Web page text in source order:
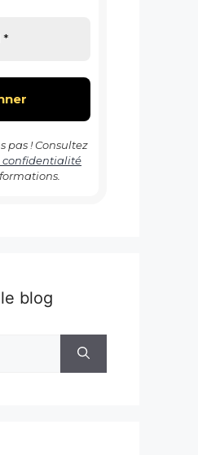
pas ! Consultez
confidentialité
blog